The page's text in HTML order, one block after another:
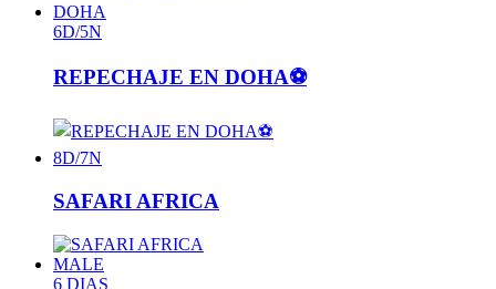
DOHA
6D/5N
REPECHAJE EN DOHA⚽
8D/7N
SAFARI AFRICA
MALE
6 DIAS